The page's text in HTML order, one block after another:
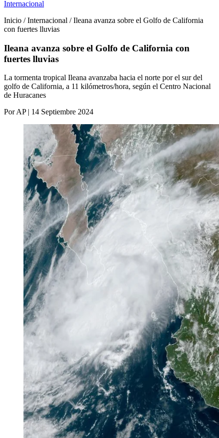
Internacional
Inicio / Internacional / Ileana avanza sobre el Golfo de California
con fuertes lluvias
Ileana avanza sobre el Golfo de California con
fuertes lluvias
La tormenta tropical Ileana avanzaba hacia el norte por el sur del
golfo de California, a 11 kilómetros/hora, según el Centro Nacional
de Huracanes
Por AP | 14 Septiembre 2024